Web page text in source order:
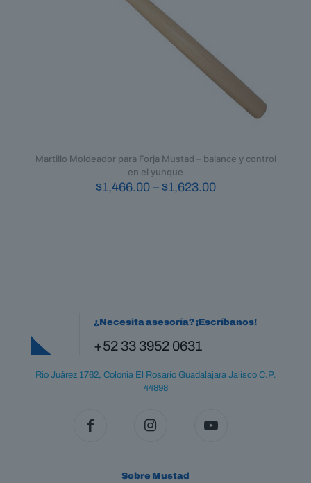
página
producto
Martillo Moldeador para Forja Mustad – balance y control
en el yunque
$1,466.00 – $1,623.00Price
elegir
la
de
producto
¿Necesita asesoría? ¡Escríbanos!
+52 33 3952 0631
Rio Juárez 1762, Colonia El Rosario Guadalajara Jalisco C.P.
44898
Sobre Mustad